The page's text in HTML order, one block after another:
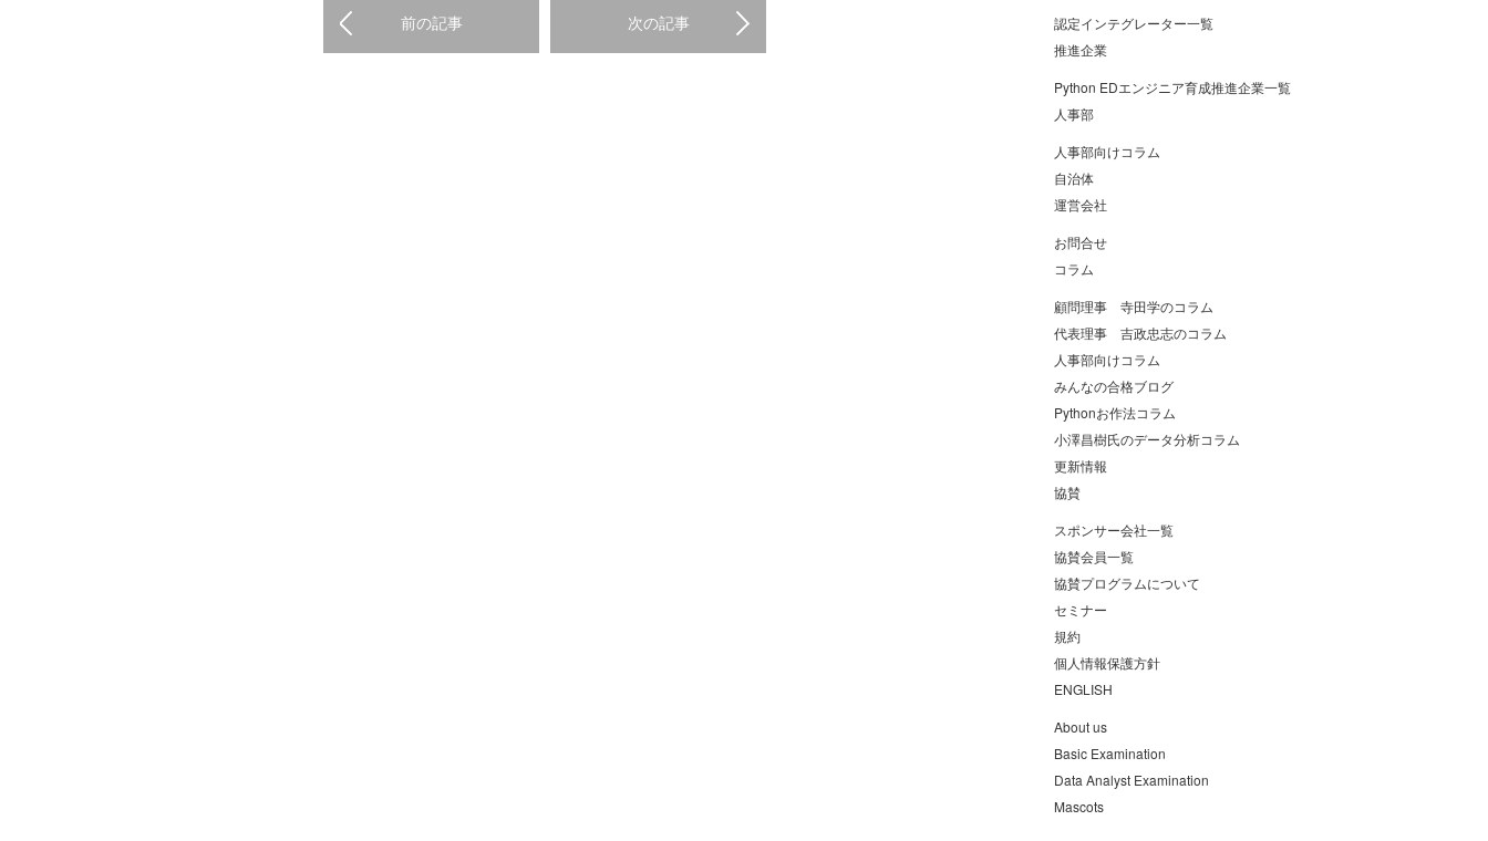
前の記事 次の記事
認定インテグレーター一覧
推進企業
Python EDエンジニア育成推進企業一覧
人事部
人事部向けコラム
自治体
運営会社
お問合せ
コラム
顧問理事 寺田学のコラム
代表理事 吉政忠志のコラム
人事部向けコラム
みんなの合格ブログ
Pythonお作法コラム
小澤昌樹氏のデータ分析コラム
更新情報
協賛
スポンサー会社一覧
協賛会員一覧
協賛プログラムについて
セミナー
規約
個人情報保護方針
ENGLISH
About us
Basic Examination
Data Analyst Examination
Mascots